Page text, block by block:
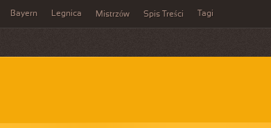
Bayern Legnica Mistrzów Spis Treści Tagi